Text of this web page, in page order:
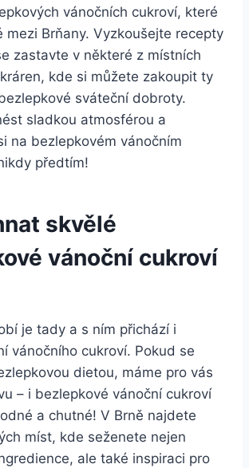
vánočních cukroví, které
mezi Brňany. Vyzkoušejte recepty
zastavte v některé z místních
kde si můžete zakoupit ty
sváteční dobroty.
sladkou atmosférou a
na bezlepkovém vánočním
předtím!
skvělé
vánoční cukroví
je tady a s ním přichází i
vánočního cukroví. Pokud se
dietou, máme pro vás
– i bezlepkové vánoční cukroví
a chutné! V Brně najdete
míst, kde seženete nejen
ale také inspiraci pro